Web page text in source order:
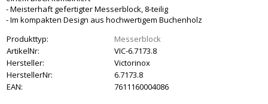
- Meisterhaft gefertigter Messerblock, 8-teilig
- Im kompakten Design aus hochwertigem Buchenholz
Produkttyp:
Messerblock
ArtikelNr:
VIC-6.7173.8
Hersteller:
Victorinox
HerstellerNr:
6.7173.8
EAN:
7611160004086